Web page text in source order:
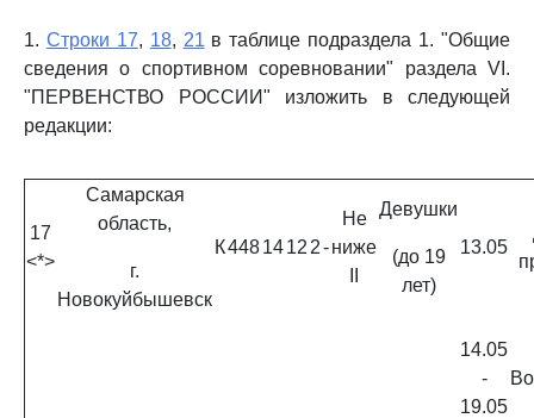
1. Строки 17, 18, 21 в таблице подраздела 1. "Общие
сведения о спортивном соревновании" раздела VI.
"ПЕРВЕНСТВО РОССИИ" изложить в следующей
редакции:
17
<*>
Самарская
область,
г.
Новокуйбышевск
К4481412 2-
Не
ниже
Девушки
(до 19
лет)
13.05
14.05
-
19.05